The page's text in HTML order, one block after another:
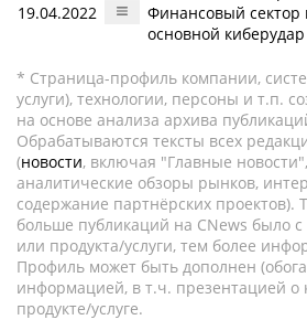
19.04.2022
Финансовый сектор
основной киберудар
* Страница-профиль компании,
услуги), технологии, персоны и т.п.
на основе анализа архива
Обрабатываются тексты всех
(новости, включая "Главные новости",
аналитические обзоры рынков,
содержание партнёрских проектов).
больше публикаций на CNews было
или продукта/услуги, тем более
Профиль может быть дополнен
информацией, в т.ч. презентацией о
продукте/услуге.